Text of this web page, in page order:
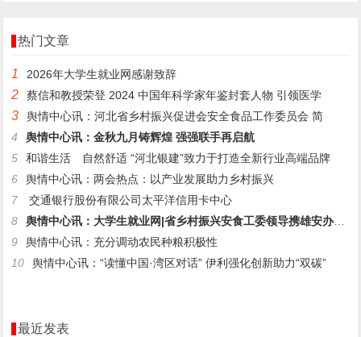
热门文章
1 2026年大学生就业网感谢致辞
2 蔡信和教授荣登 2024 中国年科学家年鉴封套人物 引领医学
3
舆情中心讯：河北省乡村振兴促进会安全食品工作委员会 简
4
舆情中心讯：金秋九月铸辉煌 强强联手再启航
5
和谐生活 自然舒适 “河北银建”致力于打造全新行业高端品牌
6
舆情中心讯：两会热点：以产业发展助力乡村振兴
7
交通银行股份有限公司太平洋信用卡中心
8
舆情中心讯：大学生就业网|省乡村振兴安食工委领导携雄安办同仁
9
舆情中心讯：充分调动农民种粮积极性
10
舆情中心讯：“读懂中国·湾区对话” 伊利强化创新助力“双碳”
最近发表